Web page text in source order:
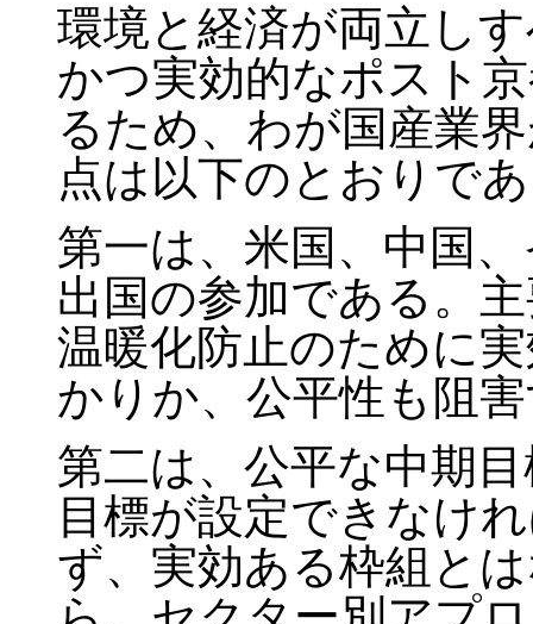
環境と経済が両立し
かつ実効的なポスト
るため、わが国産業
点は以下のとおりで
第一は、米国、中国
出国の参加である。
温暖化防止のために
かりか、公平性も阻
第二は、公平な中期
目標が設定できなけ
ず、実効ある枠組と